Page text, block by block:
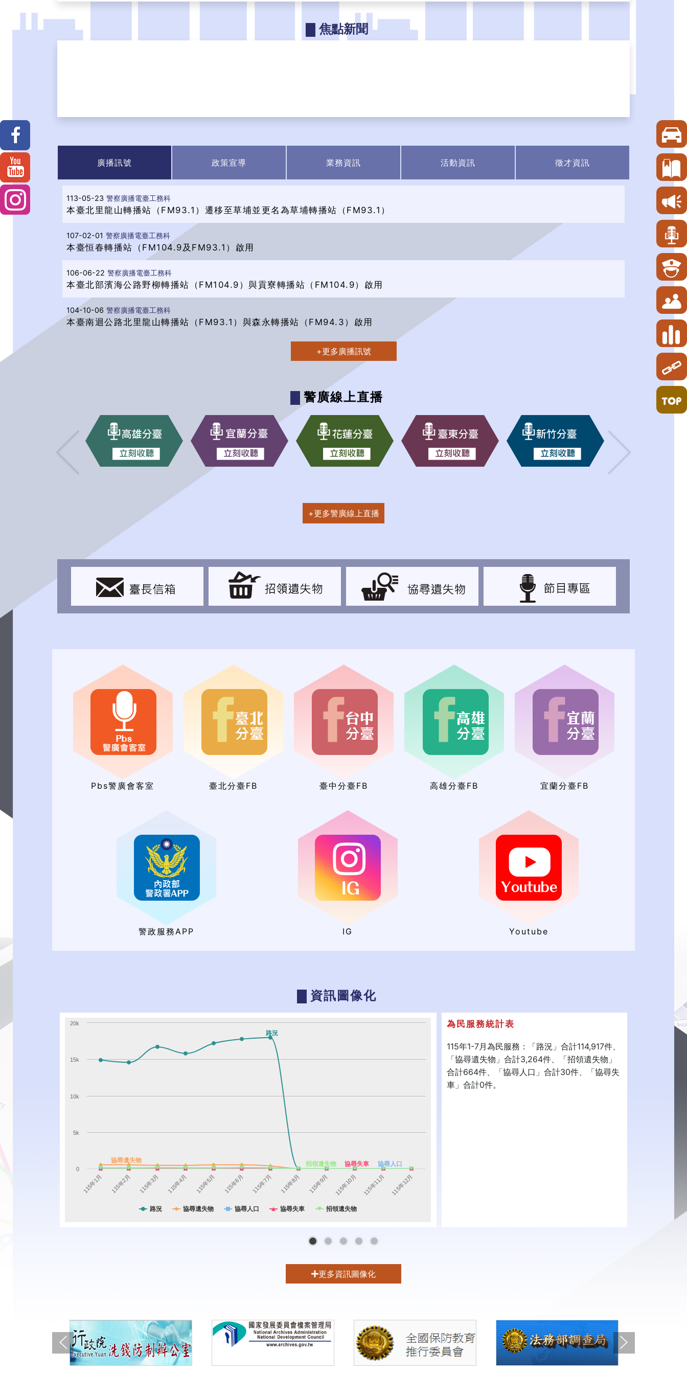
焦點新聞
廣播訊號 政策宣導 業務資訊 活動資訊 徵才資訊
113-05-23 警察廣播電臺工務科
本臺北里龍山轉播站（FM93.1）遷移至草埔並更名為草埔轉播站（FM93.1）
107-02-01 警察廣播電臺工務科
本臺恒春轉播站（FM104.9及FM93.1）啟用
106-06-22 警察廣播電臺工務科
本臺北部濱海公路野柳轉播站（FM104.9）與貢寮轉播站（FM104.9）啟用
104-10-06 警察廣播電臺工務科
本臺南迴公路北里龍山轉播站（FM93.1）與森永轉播站（FM94.3）啟用
+更多廣播訊號
警廣線上直播
+更多警廣線上直播
Pbs警廣會客室 臺北分臺FB 臺中分臺FB 高雄分臺FB 宜蘭分臺FB
警政服務APP IG Youtube
資訊圖像化
路況
協尋遺失物 協尋人口
協尋失車
招領遺失物
路況 協尋遺失物 協尋人口 協尋失車 招領遺失物
115年1月 115年2月 115年3月 115年4月 115年5月 115年6月 115年7月 115年8月 115年9月 115年10月 115年11月 115年12月
0
5k
10k
15k
20k 為民服務統計表
115年1-7月為民服務：「路況」合計114,917件、
「協尋遺失物」合計3,264件、「招領遺失物」
合計664件、「協尋人口」合計30件、「協尋失
車」合計0件。
1 2 3 4 5
更多資訊圖像化
上一張(Previous) 下一張(Next)